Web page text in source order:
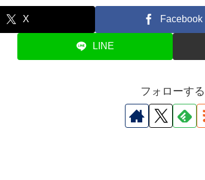
X Facebook
LINE
フォローする